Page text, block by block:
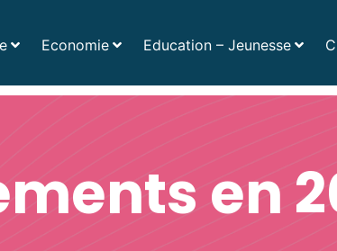
Economie Education – Jeunesse
en